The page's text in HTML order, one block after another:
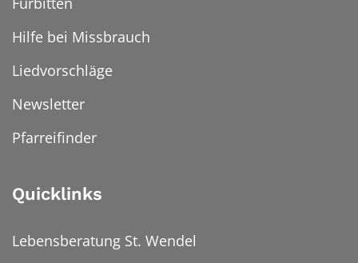
Hilfe bei Missbrauch
Liedvorschläge
Newsletter
Pfarreifinder
Quicklinks
Lebensberatung St. Wendel